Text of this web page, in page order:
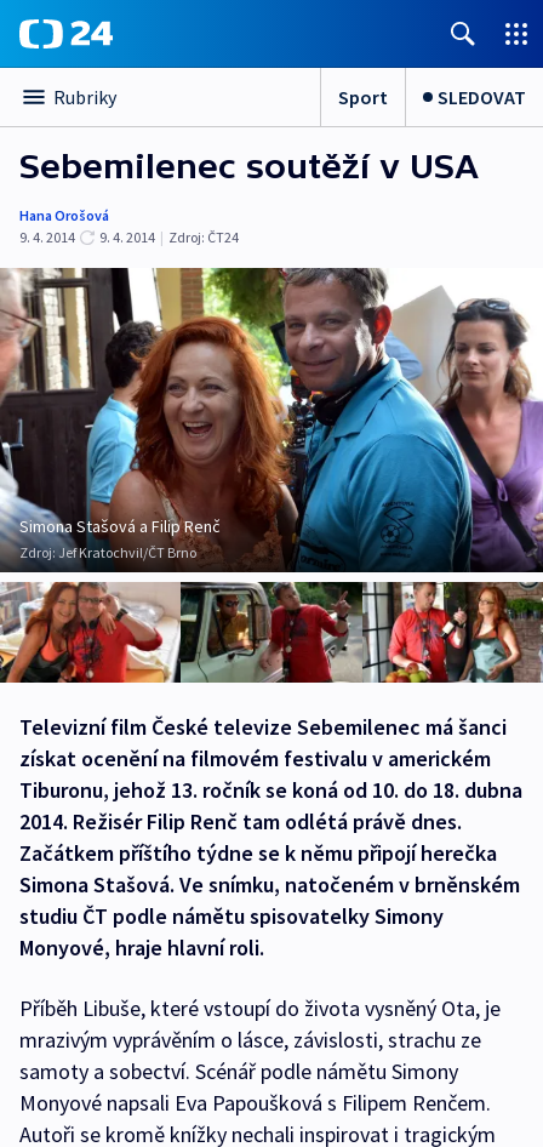
Rubriky Sport SLEDOVAT
Sebemilenec soutěží v USA
Hana Orošová
9. 4. 2014
9. 4. 2014 | Zdroj: ČT24
Simona Stašová a Filip Renč
Zdroj:Jef Kratochvil/ČT Brno
Televizní film České televize Sebemilenec má šanci
získat ocenění na filmovém festivalu v americkém
Tiburonu, jehož 13. ročník se koná od 10. do 18. dubna
2014. Režisér Filip Renč tam odlétá právě dnes.
Začátkem příštího týdne se k němu připojí herečka
Simona Stašová. Ve snímku, natočeném v brněnském
studiu ČT podle námětu spisovatelky Simony
Monyové, hraje hlavní roli.
Příběh Libuše, které vstoupí do života vysněný Ota, je
mrazivým vyprávěním o lásce, závislosti, strachu ze
samoty a sobectví. Scénář podle námětu Simony
Monyové napsali Eva Papoušková s Filipem Renčem.
Autoři se kromě knížky nechali inspirovat i tragickým